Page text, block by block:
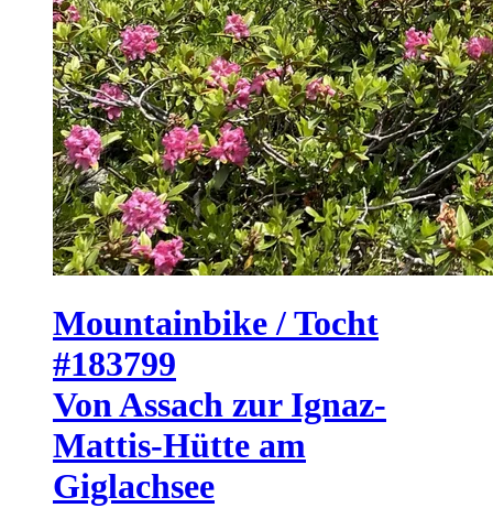
Mountainbike / Tocht
#183799
Von Assach zur Ignaz-
Mattis-Hütte am
Giglachsee